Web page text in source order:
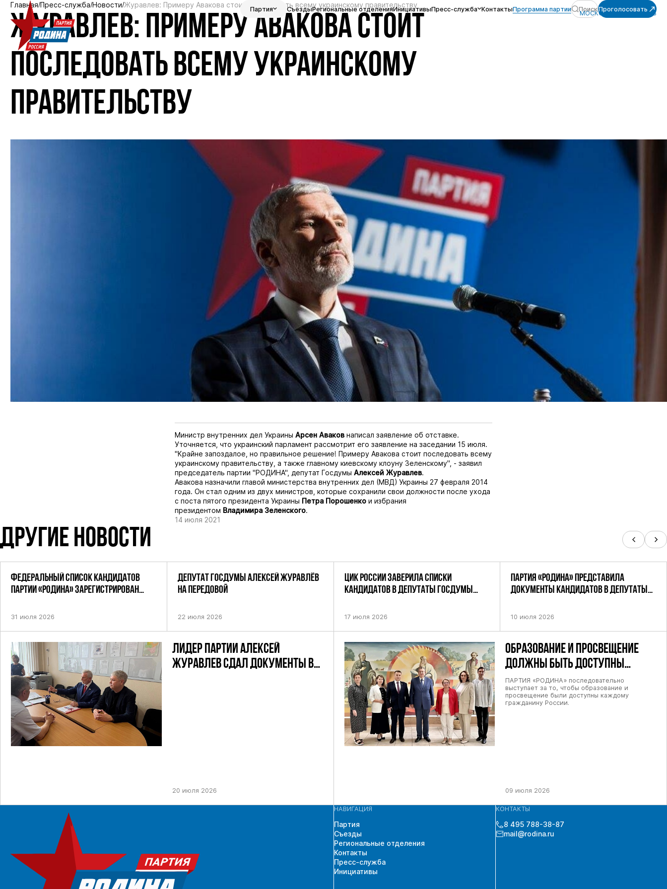
Партия СъездыРегиональные отделенияИнициативыПресс-служба КонтактыПрограмма партии ПоискПроголосовать
Главная Пресс-служба Новости Журавлев: Примеру Авакова стоит последовать всему украинскому правительству
ЖУРАВЛЕВ: ПРИМЕРУ АВАКОВА СТОИТ
ПОСЛЕДОВАТЬ ВСЕМУ УКРАИНСКОМУ
ПРАВИТЕЛЬСТВУ
МОСКОВСКАЯ ОБЛАСТЬ
Министр внутренних дел Украины Арсен Аваковнаписал заявление об отставке.
Уточняется, что украинский парламент рассмотрит его заявление на заседании 15 июля.
"Крайне запоздалое, но правильное решение! Примеру Авакова стоит последовать всему
украинскому правительству, а также главному киевскому клоуну Зеленскому", - заявил
председатель партии "РОДИНА", депутат Госдумы Алексей Журавлев.
Авакова назначили главой министерства внутренних дел (МВД) Украины 27 февраля 2014
года. Он стал одним из двух министров, которые сохранили свои должности после ухода
с поста пятого президента Украины Петра Порошенкои избрания
президентом Владимира Зеленского.
14 июля 2021
ДРУГИЕ НОВОСТИ
ФЕДЕРАЛЬНЫЙ СПИСОК КАНДИДАТОВ
ПАРТИИ «РОДИНА» ЗАРЕГИСТРИРОВАН
31 июля 2026
ДЕПУТАТ ГОСДУМЫ АЛЕКСЕЙ ЖУРАВЛЁВ
НА ПЕРЕДОВОЙ
22 июля 2026
ЛИДЕР ПАРТИИ АЛЕКСЕЙ
ЖУРАВЛЕВ СДАЛ ДОКУМЕНТЫ В
20 июля 2026
ЦИК РОССИИ ЗАВЕРИЛА СПИСКИ
КАНДИДАТОВ В ДЕПУТАТЫ ГОСДУМЫ
17 июля 2026
ПАРТИЯ «РОДИНА» ПРЕДСТАВИЛА
ДОКУМЕНТЫ КАНДИДАТОВ В ДЕПУТАТЫ
10 июля 2026
ОБРАЗОВАНИЕ И ПРОСВЕЩЕНИЕ
ДОЛЖНЫ БЫТЬ ДОСТУПНЫ
КАЖДОМУ ГРАЖДАНИНУ РОССИИ
ПАРТИЯ «РОДИНА» последовательно
выступает за то, чтобы образование и
просвещение были доступны каждому
гражданину России.
09 июля 2026
НАВИГАЦИЯ
Партия
Съезды
Региональные отделения
Контакты
Пресс-служба
Инициативы
КОНТАКТЫ
8 495 788-38-87
mail@rodina.ru